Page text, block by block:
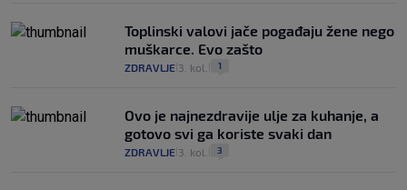
Toplinski valovi jače pogađaju žene nego
muškarce. Evo zašto
ZDRAVLJE 3. kol. 1
Ovo je najnezdravije ulje za kuhanje, a
gotovo svi ga koriste svaki dan
ZDRAVLJE 3. kol. 3